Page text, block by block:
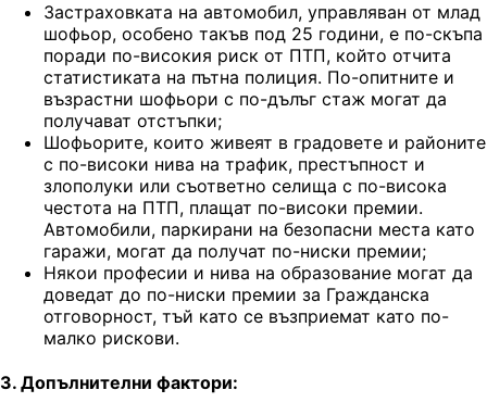
Застраховката на автомобил, управляван от млад
шофьор, особено такъв под 25 години, е по-скъпа
поради по-високия риск от ПТП, който отчита
статистиката на пътна полиция. По-опитните и
възрастни шофьори с по-дълъг стаж могат да
получават отстъпки;
Шофьорите, които живеят в градовете и районите
с по-високи нива на трафик, престъпност и
злополуки или съответно селища с по-висока
честота на ПТП, плащат по-високи премии.
Автомобили, паркирани на безопасни места като
гаражи, могат да получат по-ниски премии;
Някои професии и нива на образование могат да
доведат до по-ниски премии за Гражданска
отговорност, тъй като се възприемат като по-
малко рискови.
3. Допълнителни фактори: